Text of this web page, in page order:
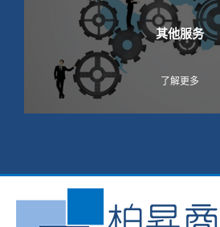
其他服务
了解更多